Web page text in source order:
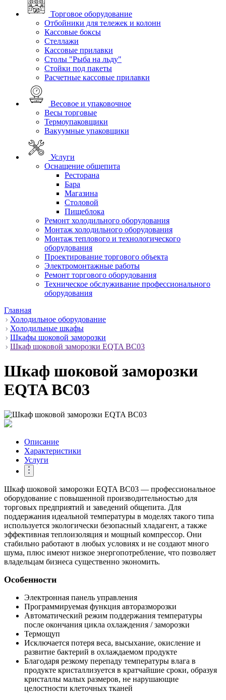
Торговое оборудование
Отбойники для тележек и колонн
Кассовые боксы
Стеллажи
Кассовые прилавки
Столы "Рыба на льду"
Стойки под пакеты
Расчетные кассовые прилавки
Весовое и упаковочное
Весы торговые
Термоупаковщики
Вакуумные упаковщики
Услуги
Оснащение общепита
Ресторана
Бара
Магазина
Столовой
Пищеблока
Ремонт холодильного оборудования
Монтаж холодильного оборудования
Монтаж теплового и технологического
оборудования
Проектирование торгового объекта
Электромонтажные работы
Ремонт торгового оборудования
Техническое обслуживание профессионального
оборудования
Главная
Холодильное оборудование
Холодильные шкафы
Шкафы шоковой заморозки
Шкаф шоковой заморозки EQTA BC03
Шкаф шоковой заморозки
EQTA BC03
Описание
Характеристики
Услуги
Шкаф шоковой заморозки EQTA BC03 — профессиональное
оборудование с повышенной производительностью для
торговых предприятий и заведений общепита. Для
поддержания идеальной температуры в моделях такого типа
используется экологически безопасный хладагент, а также
эффективная теплоизоляция и мощный компрессор. Они
стабильно работают в любых условиях и не создают много
шума, плюс имеют низкое энергопотребление, что позволяет
владельцам бизнеса существенно экономить.
Особенности
Электронная панель управления
Программируемая функция авторазморозки
Автоматический режим поддержания температуры
после окончания цикла охлаждения / заморозки
Термощуп
Исключается потеря веса, высыхание, окисление и
развитие бактерий в охлаждаемом продукте
Благодаря резкому перепаду температуры влага в
продукте кристаллизуется в кратчайшие сроки, образуя
кристаллы малых размеров, не нарушающие
целостности клеточных тканей